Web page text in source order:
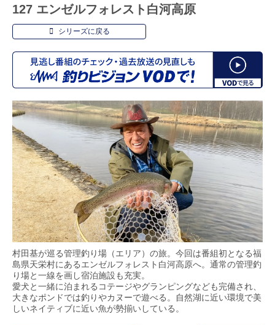
127 エンゼルフォレスト白河高原
シリーズに戻る
村田基が巡る管理釣り場（エリア）の旅。今回は番組初となる福
島県天栄村にあるエンゼルフォレスト白河高原へ。通常の管理釣
り場と一線を画し宿泊施設も充実。
愛犬と一緒に泊まれるコテージやグランピングなども完備され、
大きなポンドでは釣りやカヌーで遊べる。自然湖に近い環境で美
しいネイティブに近い魚が勢揃いしている。